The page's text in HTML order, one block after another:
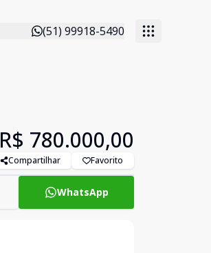
(51) 99918-5490
R$ 780.000,00
Compartilhar Favorito
WhatsApp